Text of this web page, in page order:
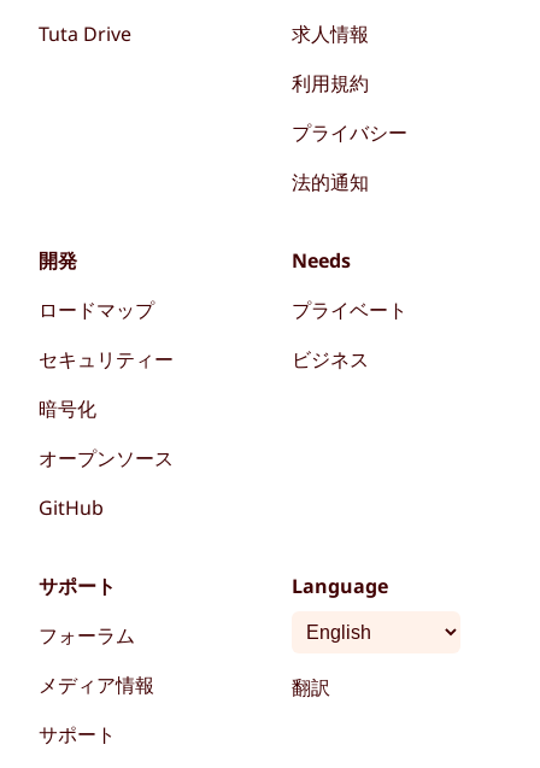
Tuta Drive
求人情報
利用規約
プライバシー
法的通知
開発
ロードマップ
セキュリティー
暗号化
オープンソース
GitHub
Needs
プライベート
ビジネス
サポート
フォーラム
メディア情報
サポート
Language
翻訳